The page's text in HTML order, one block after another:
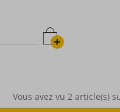
+
Vous avez vu 2article(s)